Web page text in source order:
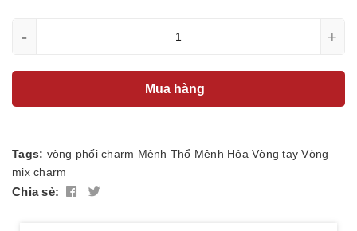
- +
Mua hàng
Tags: vòng phối charm Mệnh Thổ Mệnh Hỏa Vòng tay Vòng
mix charm
Chia sẻ: